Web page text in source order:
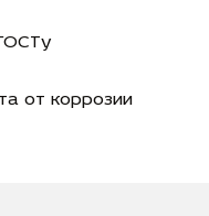
от коррозии